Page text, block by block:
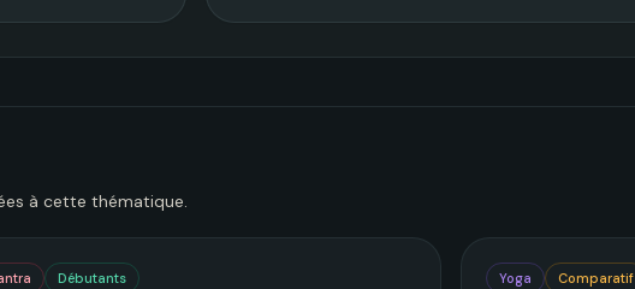
à cette thématique.
Débutants Yoga Comparatif